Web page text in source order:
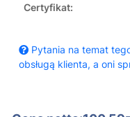
Certyfikat:
Pytania na temat
obsługą klienta, a oni